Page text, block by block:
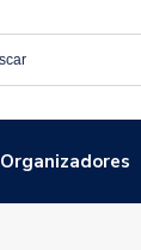
Organizadores